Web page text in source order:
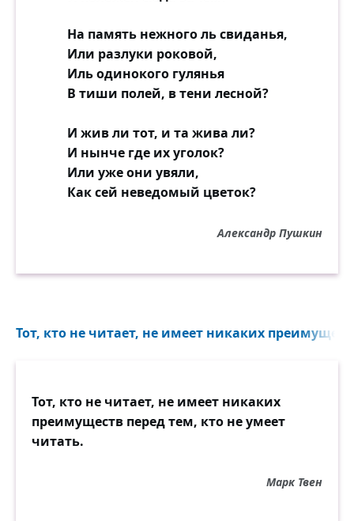
На память нежного ль свиданья,
Или разлуки роковой,
Иль одинокого гулянья
В тиши полей, в тени лесной?
И жив ли тот, и та жива ли?
И нынче где их уголок?
Или уже они увяли,
Как сей неведомый цветок?
Александр Пушкин
Тот, кто не читает, не имеет никаких
Тот, кто не читает, не имеет никаких
преимуществ перед тем, кто не умеет
читать.
Марк Твен